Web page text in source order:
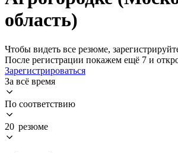
область)
Чтобы видеть все резюме,
После регистрации покажем ещё 7 и
Зарегистрироваться
За всё время
По соответствию
20 резюме